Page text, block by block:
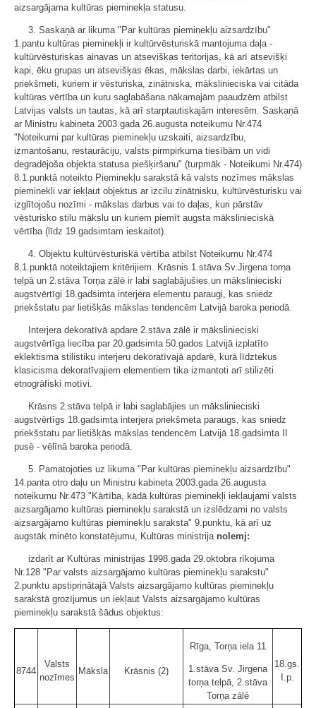
aizsargājama kultūras pieminekļa statusu.
3. Saskaņā ar likuma "Par kultūras pieminekļu aizsardzību"
1.pantu kultūras pieminekļi ir kultūrvēsturiskā mantojuma daļa -
kultūrvēsturiskas ainavas un atsevišķas teritorijas, kā arī atsevišķi
kapi, ēku grupas un atsevišķas ēkas, mākslas darbi, iekārtas un
priekšmeti, kuriem ir vēsturiska, zinātniska, mākslinieciska vai citāda
kultūras vērtība un kuru saglabāšana nākamajām paaudzēm atbilst
Latvijas valsts un tautas, kā arī starptautiskajām interesēm. Saskaņā
ar Ministru kabineta 2003.gada 26.augusta noteikumu Nr.474
"Noteikumi par kultūras pieminekļu uzskaiti, aizsardzību,
izmantošanu, restaurāciju, valsts pirmpirkuma tiesībām un vidi
degradējoša objekta statusa piešķiršanu" (turpmāk - Noteikumi Nr.474)
8.1.punktā noteikto Pieminekļu sarakstā kā valsts nozīmes mākslas
pieminekli var iekļaut objektus ar izcilu zinātnisku, kultūrvēsturisku vai
izglītojošu nozīmi - mākslas darbus vai to daļas, kuri pārstāv
vēsturisko stilu mākslu un kuriem piemīt augsta mākslinieciskā
vērtība (līdz 19.gadsimtam ieskaitot).
4. Objektu kultūrvēsturiskā vērtība atbilst Noteikumu Nr.474
8.1.punktā noteiktajiem kritērijiem. Krāsnis 1.stāva Sv.Jirgena torņa
telpā un 2.stāva Torņa zālē ir labi saglabājušies un mākslinieciski
augstvērtīgi 18.gadsimta interjera elementu paraugi, kas sniedz
priekšstatu par lietišķās mākslas tendencēm Latvijā baroka periodā.
Interjera dekoratīvā apdare 2.stāva zālē ir mākslinieciski
augstvērtīga liecība par 20.gadsimta 50.gados Latvijā izplatīto
eklektisma stilistiku interjeru dekoratīvajā apdarē, kurā līdztekus
klasicisma dekoratīvajiem elementiem tika izmantoti arī stilizēti
etnogrāfiski motīvi.
Krāsns 2.stāva telpā ir labi saglabājies un mākslinieciski
augstvērtīgs 18.gadsimta interjera priekšmeta paraugs, kas sniedz
priekšstatu par lietišķās mākslas tendencēm Latvijā 18.gadsimta II
pusē - vēlīnā baroka periodā.
5. Pamatojoties uz likuma "Par kultūras pieminekļu aizsardzību"
14.panta otro daļu un Ministru kabineta 2003.gada 26.augusta
noteikumu Nr.473 "Kārtība, kādā kultūras pieminekļi iekļaujami valsts
aizsargājamo kultūras pieminekļu sarakstā un izslēdzami no valsts
aizsargājamo kultūras pieminekļu saraksta" 9.punktu, kā arī uz
augstāk minēto konstatējumu, Kultūras ministrija nolemj:
izdarīt ar Kultūras ministrijas 1998.gada 29.oktobra rīkojuma
Nr.128 "Par valsts aizsargājamo kultūras pieminekļu sarakstu"
2.punktu apstiprinātajā Valsts aizsargājamo kultūras pieminekļu
sarakstā grozījumus un iekļaut Valsts aizsargājamo kultūras
pieminekļu sarakstā šādus objektus:
8744
Valsts
nozīmes
Māksla Krāsnis (2)
Rīga, Torņa iela 11
1.stāva Sv. Jirgena
torņa telpā, 2.stāva
Torņa zālē
18.gs.
I.p.